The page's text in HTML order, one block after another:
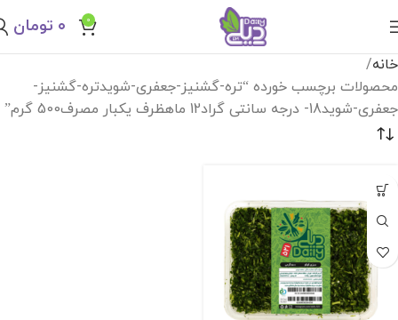
0 ۰ تومان
خانه
محصولات برچسب خورده “تره-گشنیز-جعفری-شویدتره-گشنیز-
جعفری-شوید18- درجه سانتی گراد12 ماهظرف یکبار مصرف500 گرم”